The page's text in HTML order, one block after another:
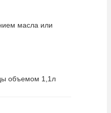
масла или
объемом 1,1л